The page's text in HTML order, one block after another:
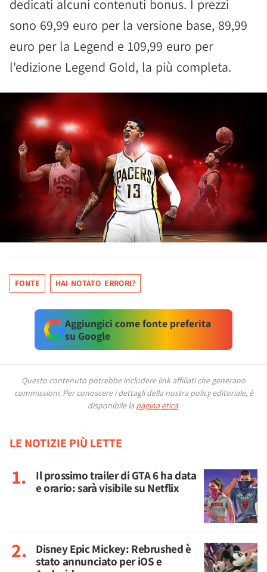
dedicati alcuni contenuti bonus. I prezzi
sono 69,99 euro per la versione base, 89,99
euro per la Legend e 109,99 euro per
l'edizione Legend Gold, la più completa.
FONTE HAI NOTATO ERRORI?
Aggiungici come fonte preferita
su Google
Questo contenuto potrebbe includere link affiliati che generano
commissioni. Per conoscere i dettagli della nostra policy editoriale, è
disponibile la pagina etica.
LE NOTIZIE PIÙ LETTE
Il prossimo trailer di GTA 6 ha data
e orario: sarà visibile su Netflix
Disney Epic Mickey: Rebrushed è
stato annunciato per iOS e